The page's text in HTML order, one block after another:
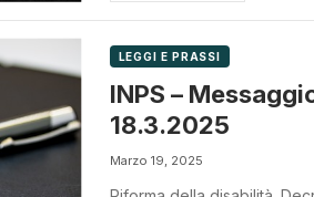
LEGGI E PRASSI
INPS –
18.3.2025
Marzo 19, 2025